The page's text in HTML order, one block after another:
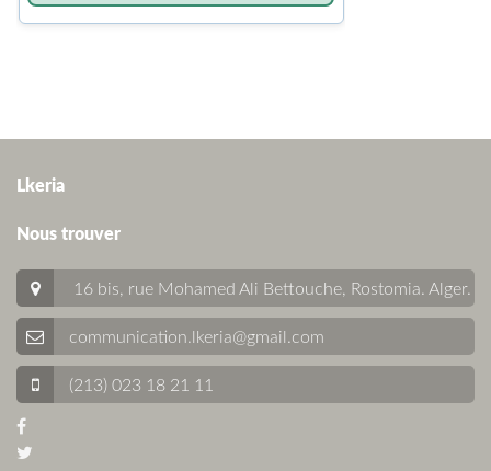
Lkeria
Nous trouver
16 bis, rue Mohamed Ali Bettouche, Rostomia. Alger.
communication.lkeria@gmail.com
(213) 023 18 21 11